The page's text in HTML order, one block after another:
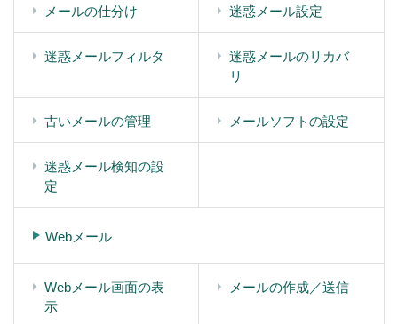
メールの仕分け 迷惑メール設定
迷惑メールフィルタ
迷惑メールのリカバ
リ
古いメールの管理 メールソフトの設定
迷惑メール検知の設
定
Webメール
Webメール画面の表
示
メールの作成／送信